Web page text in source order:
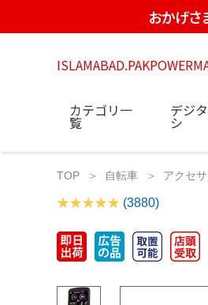
おかげ
カテゴリ一
覧
デジ
シ
TOP 自転車 アクセ
(3880)